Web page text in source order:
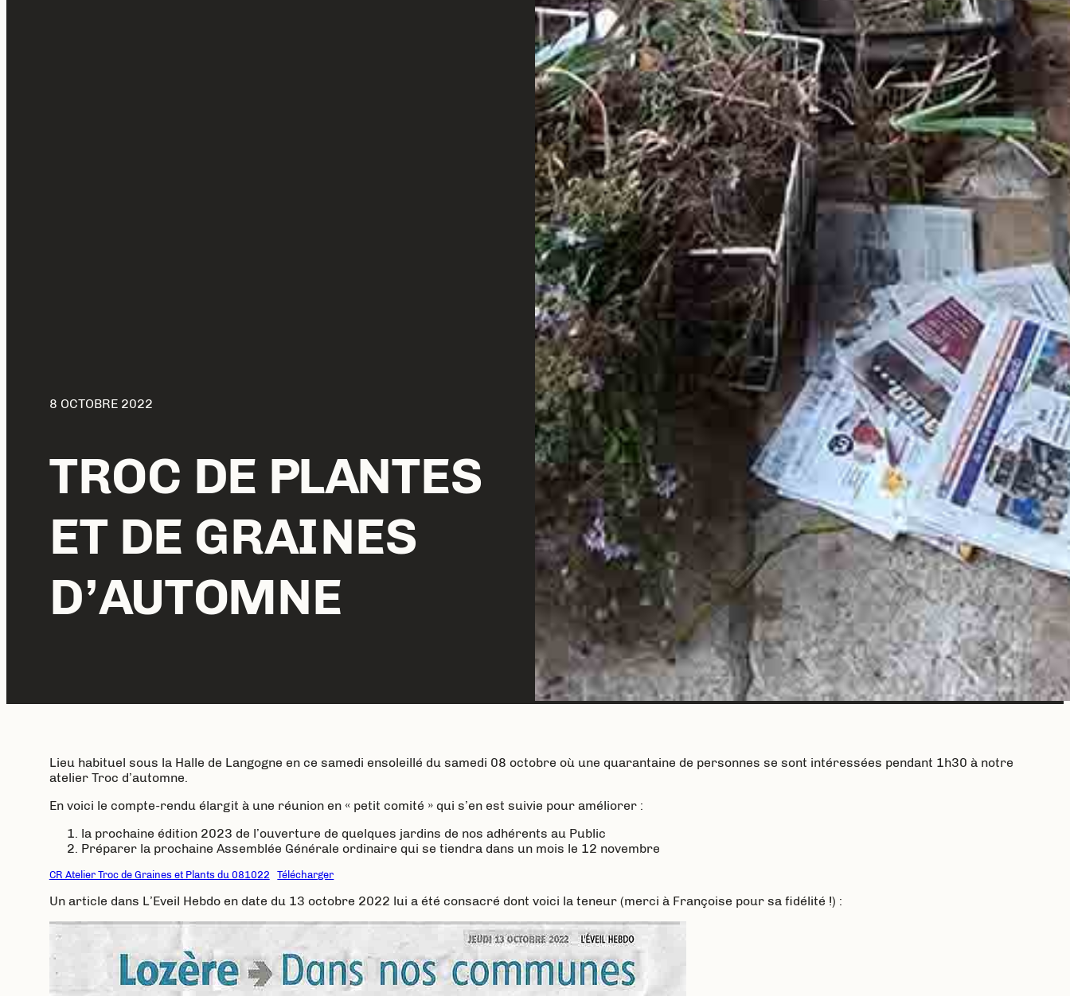
8 OCTOBRE 2022
TROC DE PLANTES
ET DE GRAINES
D’AUTOMNE
Lieu habituel sous la Halle de Langogne en ce samedi ensoleillé du samedi 08 octobre où une quarantaine de personnes se sont intéressées pendant 1h30 à notre
atelier Troc d’automne.
En voici le compte-rendu élargit à une réunion en « petit comité » qui s’en est suivie pour améliorer :
la prochaine édition 2023 de l’ouverture de quelques jardins de nos adhérents au Public
Préparer la prochaine Assemblée Générale ordinaire qui se tiendra dans un mois le 12 novembre
CR Atelier Troc de Graines et Plants du 081022 Télécharger
Un article dans L’Eveil Hebdo en date du 13 octobre 2022 lui a été consacré dont voici la teneur (merci à Françoise pour sa fidélité !) :